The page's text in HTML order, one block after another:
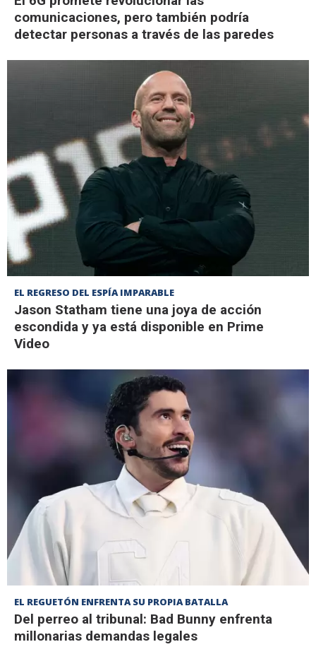
comunicaciones, pero también podría
detectar personas a través de las paredes
EL REGRESO DEL ESPÍA IMPARABLE
Jason Statham tiene una joya de acción
escondida y ya está disponible en Prime
Video
EL REGUETÓN ENFRENTA SU PROPIA BATALLA
Del perreo al tribunal: Bad Bunny enfrenta
millonarias demandas legales